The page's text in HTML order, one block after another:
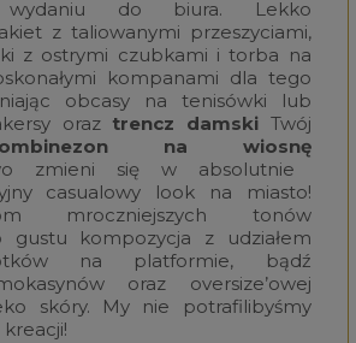
wydaniu do biura. Lekko
z taliowanymi przeszyciami,
z ostrymi czubkami i torba na
kompanami dla tego
obcasy na tenisówki lub
oraz trencz damskiTwój
na wiosnę
zmieni się w absolutnie
casualowy look na miasto!
mroczniejszych tonów
gustu kompozycja z udziałem
na platformie, bądź
oraz oversize’owej
skóry. My nie potrafilibyśmy